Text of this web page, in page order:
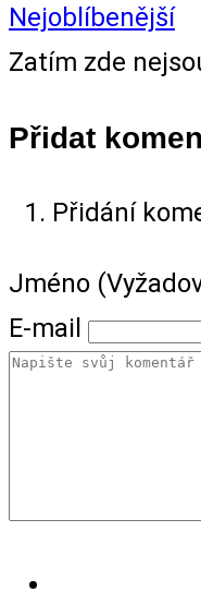
Nejoblíbenější
Zatím zde
Přidat
Přidání
Jméno
E-mail